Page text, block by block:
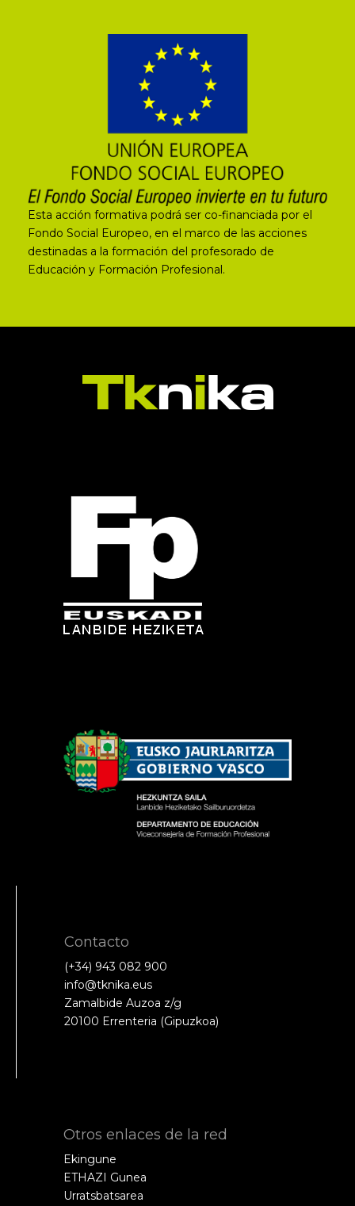
Esta acción formativa podrá ser co-financiada por el
Fondo Social Europeo, en el marco de las acciones
destinadas a la formación del profesorado de
Educación y Formación Profesional.
Contacto
(+34) 943 082 900
info@tknika.eus
Zamalbide Auzoa z/g
20100 Errenteria (Gipuzkoa)
Otros enlaces de la red
Ekingune
ETHAZI Gunea
Urratsbatsarea